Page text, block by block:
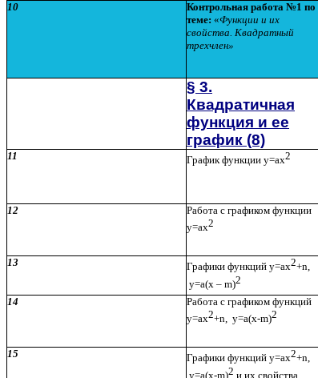
10
Контрольная работа №1 по
теме: «Функции и их
свойства. Квадратный
трехчлен»
§ 3.
Квадратичная
функция и ее
график (8)
11 График функции у=ах2
12
Работа с графиком функции
у=ах2
13 Графики функций у=ах2+n,
у=а(x – m)2
14
Работа с графиком функций
у=ах2+n, у=а(x-m)2
15 Графики функций у=ах2+n,
у=а(x-m)2 и их свойства